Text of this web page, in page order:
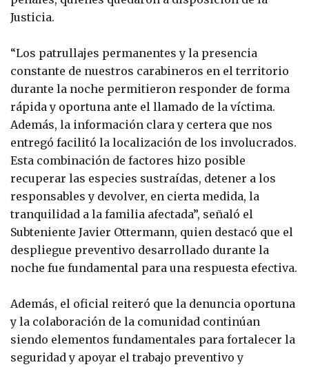
Justicia.
“Los patrullajes permanentes y la presencia
constante de nuestros carabineros en el territorio
durante la noche permitieron responder de forma
rápida y oportuna ante el llamado de la víctima.
Además, la información clara y certera que nos
entregó facilitó la localización de los involucrados.
Esta combinación de factores hizo posible
recuperar las especies sustraídas, detener a los
responsables y devolver, en cierta medida, la
tranquilidad a la familia afectada”, señaló el
Subteniente Javier Ottermann, quien destacó que el
despliegue preventivo desarrollado durante la
noche fue fundamental para una respuesta efectiva.
Además, el oficial reiteró que la denuncia oportuna
y la colaboración de la comunidad continúan
siendo elementos fundamentales para fortalecer la
seguridad y apoyar el trabajo preventivo y